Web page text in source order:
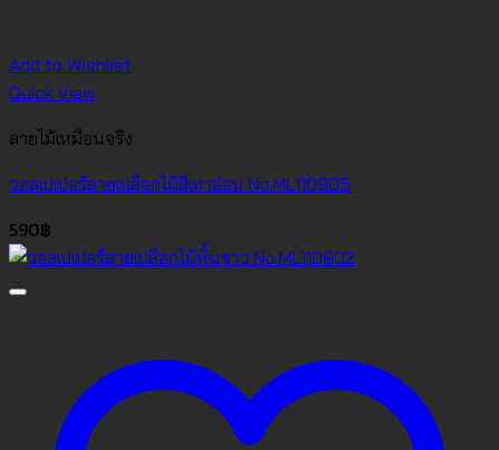
Add to Wishlist
Quick View
ลายไม้เหมือนจริง
วอลเปเปอร์ลายเปลือกไม้สีเทาอ่อน No.ML110905
590฿